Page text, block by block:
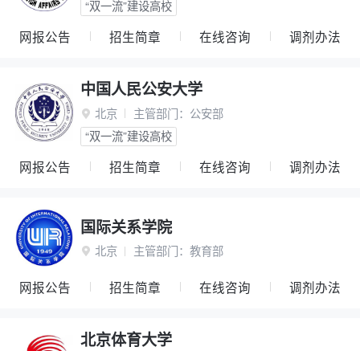
“双一流”建设高校
网报公告 招生简章 在线咨询 调剂办法
中国人民公安大学
 北京 主管部门： 公安部
“双一流”建设高校
网报公告 招生简章 在线咨询 调剂办法
国际关系学院
 北京 主管部门： 教育部
网报公告 招生简章 在线咨询 调剂办法
北京体育大学